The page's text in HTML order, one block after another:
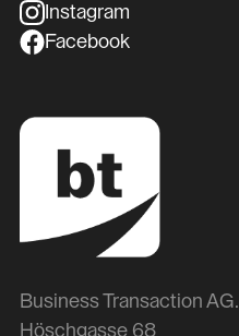
Instagram
Facebook
Business Transaction AG.
Höschgasse 68